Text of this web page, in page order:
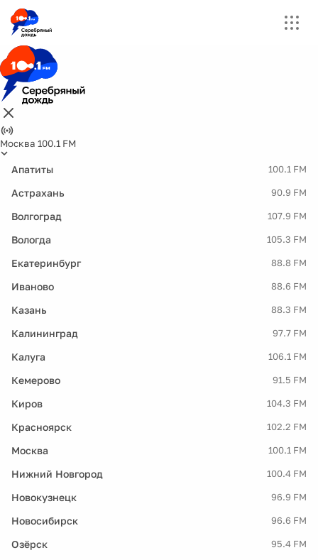
Москва 100.1 FM
Апатиты 100.1 FM
Астрахань 90.9 FM
Волгоград 107.9 FM
Вологда 105.3 FM
Екатеринбург 88.8 FM
Иваново 88.6 FM
Казань 88.3 FM
Калининград 97.7 FM
Калуга 106.1 FM
Кемерово 91.5 FM
Киров 104.3 FM
Красноярск 102.2 FM
Москва 100.1 FM
Нижний Новгород 100.4 FM
Новокузнецк 96.9 FM
Новосибирск 96.6 FM
Озёрск 95.4 FM